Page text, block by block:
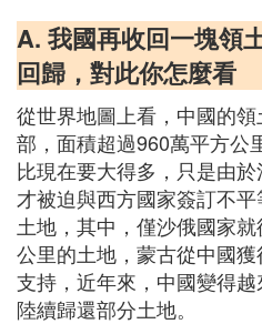
A. 我國再收回一塊領
回歸，對此你怎麼看
從世界地圖上看，中國的
部，面積超過960萬平方公
比現在要大得多，只是由
才被迫與西方國家簽訂不
土地，其中，僅沙俄國家
公里的土地，蒙古從中國
支持，近年來，中國變得
陸續歸還部分土地。